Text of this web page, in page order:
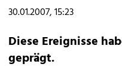
30.01.2007, 15:23
Diese Ereignisse
geprägt.